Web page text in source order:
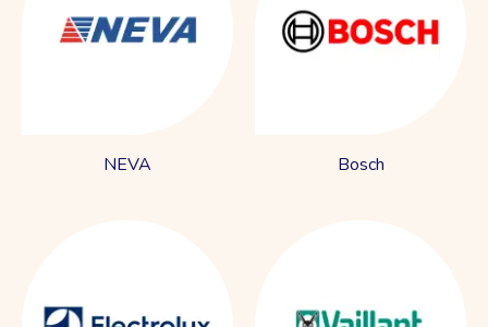
NEVA Bosch